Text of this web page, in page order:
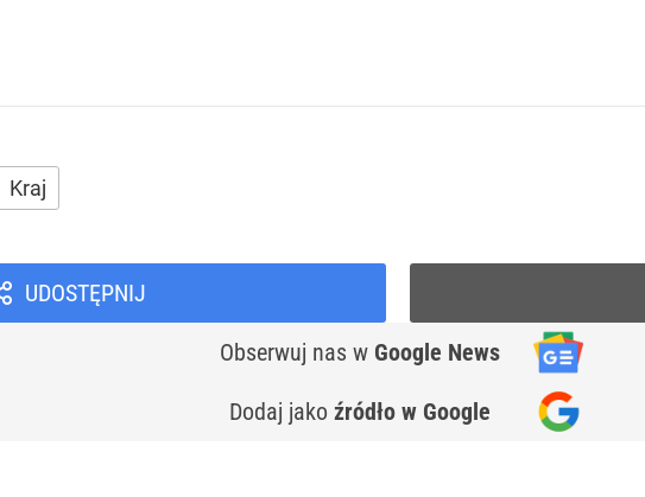
Kraj
UDOSTĘPNIJ
Obserwuj nas w Google News
Dodaj jako źródło w Google